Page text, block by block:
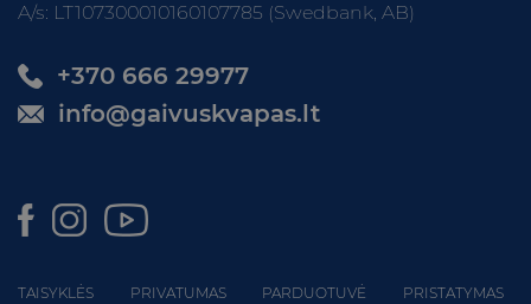
A/s: LT107300010160107785 (Swedbank, AB)
+370 666 29977
info@gaivuskvapas.lt
TAISYKLĖS PRIVATUMAS PARDUOTUVĖ PRISTATYMAS